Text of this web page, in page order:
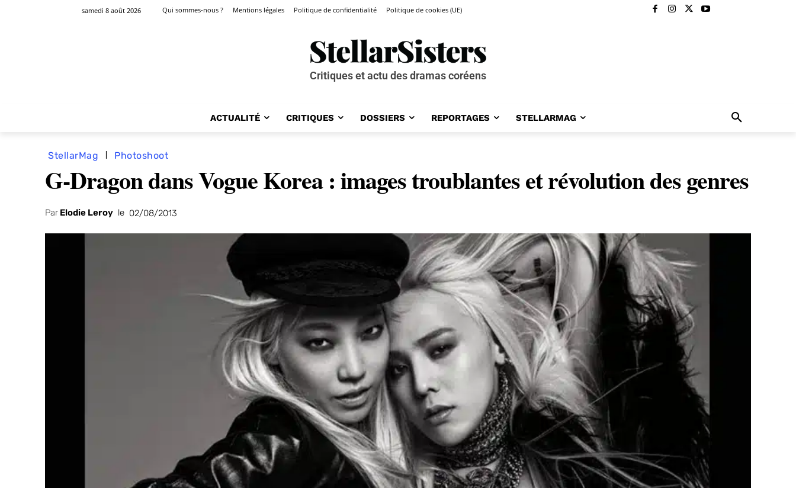
samedi 8 août 2026 Qui sommes-nous ? Mentions légales Politique de confidentialité Politique de cookies (UE)
Critiques et actu des dramas coréens
ACTUALITÉ CRITIQUES DOSSIERS REPORTAGES STELLARMAG
StellarMag Photoshoot
G-Dragon dans Vogue Korea : images troublantes et révolution des genres
Par Elodie Leroy le 02/08/2013